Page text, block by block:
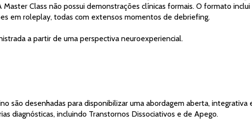
Class não possui demonstrações clínicas formais. O formato
em roleplay, todas com extensos momentos de debriefing.
a partir de uma perspectiva neuroexperiencial.
diagnósticas, incluindo Transtornos Dissociativos e de Apego.